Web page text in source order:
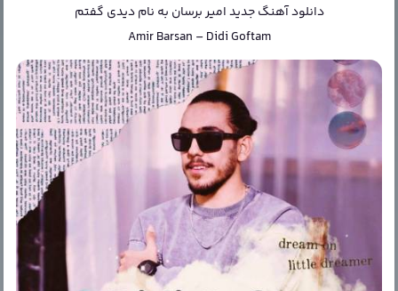
دانلود آهنگ جدیدامیر برسان به نامدیدی گفتم
Amir Barsan –Didi Goftam